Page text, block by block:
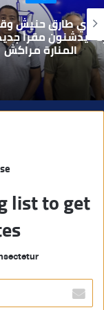
بعد تداول
يطيح
list to get
خ